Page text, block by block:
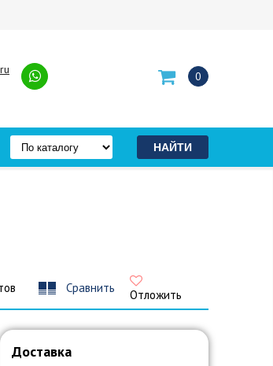
0
Сравнить Отложить
Доставка